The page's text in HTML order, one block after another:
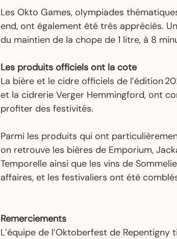
Les Okto Games, olympiades
end, ont également été très appréciés.
du maintien de la chope de 1 litre, à 8
Les produits officiels ont la cote
La bière et le cidre officiels de l’édition
et la cidrerie Verger Hemmingford, ont
profiter des festivités.
Parmi les produits qui ont
on retrouve les bières de Emporium,
Temporelle ainsi que les vins de
affaires, et les festivaliers ont été
Remerciements
L’équipe de l’Oktoberfest de